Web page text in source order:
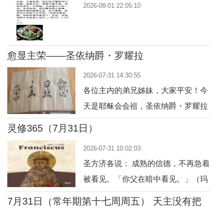
祈祷：主，我愿为你而活。
2026-08-01 22:05:10
愈显主荣——圣依纳爵・罗耀拉
2026-07-31 14:30:55
各位主内的弟兄姊妹，大家平安！今
天是耶稣会会祖，圣依纳爵・罗耀拉
最深刻、最值得我们一生学习的座右
铭，就是四个字：愈显主荣。这句话
听起来很简单，但是它改变了圣人的
一生，也影响了整个教会五百多年的
灵修365（7月31日）
2026-07-31 10:02:03
圣方济各说： 成熟的信德，不再急着
被看见。「你父在暗中看见。」（玛
6:6）今日行动：隐藏一个善行。祈
7月31日（常年期第十七周周五） 天主没有把